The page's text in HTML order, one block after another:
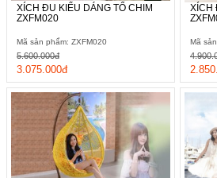
XÍCH ĐU KIỂU DÁNG TỔ CHIM
ZXFM020
Mã sản phẩm: ZXFM020
3.075.000đ
5.600.000đ
XÍCH
Mã